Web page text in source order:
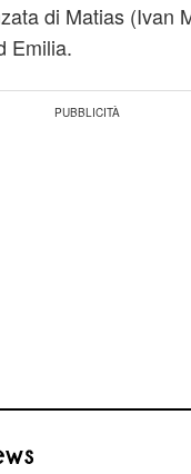
di Matias (Ivan
Emilia.